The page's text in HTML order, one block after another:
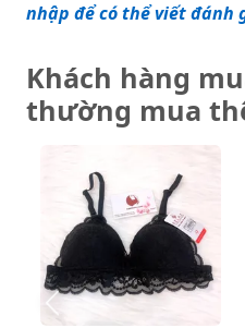
nhập để có thể viết đánh
Khách hàng
thường mua